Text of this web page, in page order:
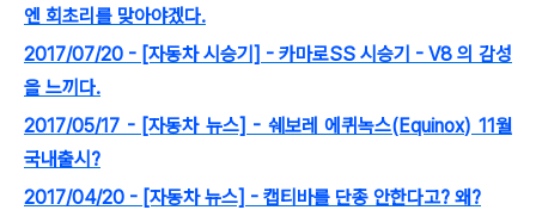
엔 회초리를 맞아야겠다.
2017/07/20 - [자동차 시승기] - 카마로SS 시승기 - V8 의 감성
을 느끼다.
2017/05/17 - [자동차 뉴스] - 쉐보레 에퀴녹스(Equinox) 11월
국내출시?
2017/04/20 - [자동차 뉴스] - 캡티바를 단종 안한다고? 왜?